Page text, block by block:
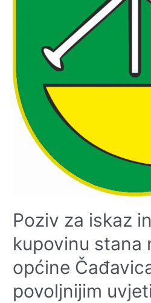
Poziv za iskaz
kupovinu stana
općine
povoljnijim